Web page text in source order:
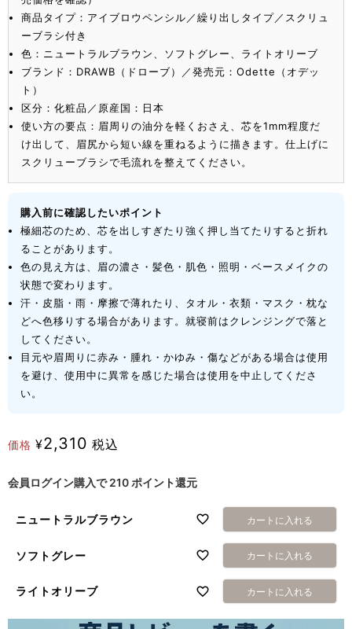
商品タイプ：アイブロウペンシル／繰り出しタイプ／スクリュ
ーブラシ付き
色：ニュートラルブラウン、ソフトグレー、ライトオリーブ
ブランド：DRAWB（ドローブ）／発売元：Odette（オデッ
ト）
区分：化粧品／原産国：日本
使い方の要点：眉周りの油分を軽くおさえ、芯を1mm程度だ
け出して、眉尻から短い線を重ねるように描きます。仕上げに
スクリューブラシで毛流れを整えてください。
購入前に確認したいポイント
極細芯のため、芯を出しすぎたり強く押し当てたりすると折れ
ることがあります。
色の見え方は、眉の濃さ・髪色・肌色・照明・ベースメイクの
状態で変わります。
汗・皮脂・雨・摩擦で薄れたり、タオル・衣類・マスク・枕な
どへ色移りする場合があります。就寝前はクレンジングで落と
してください。
目元や眉周りに赤み・腫れ・かゆみ・傷などがある場合は使用
を避け、使用中に異常を感じた場合は使用を中止してくださ
い。
価格 ¥2,310 税込
会員ログイン購入で 210 ポイント還元
ニュートラルブラウン カートに入れる
ソフトグレー カートに入れる
ライトオリーブ カートに入れる